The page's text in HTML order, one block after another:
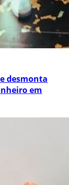
desmonta
em